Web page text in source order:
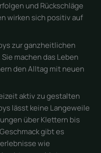
und Rückschläge
wirken sich positiv auf
zur ganzheitlichen
machen das Leben
den Alltag mit neuen
aktiv zu gestalten
lässt keine Langeweile
über Klettern bis
gibt es
wie